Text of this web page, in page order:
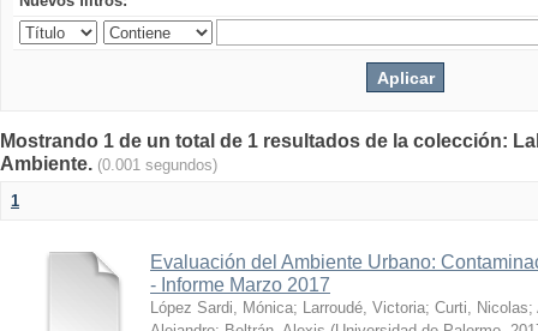
Mostrando 1 de un total de 1 resultados de la colección:
Ambiente. (0.001 segundos)
1
Evaluación del Ambiente Urbano:
- Informe Marzo 2017
López Sardi, Mónica; Larroudé, Victoria; Curti, Nicolas;